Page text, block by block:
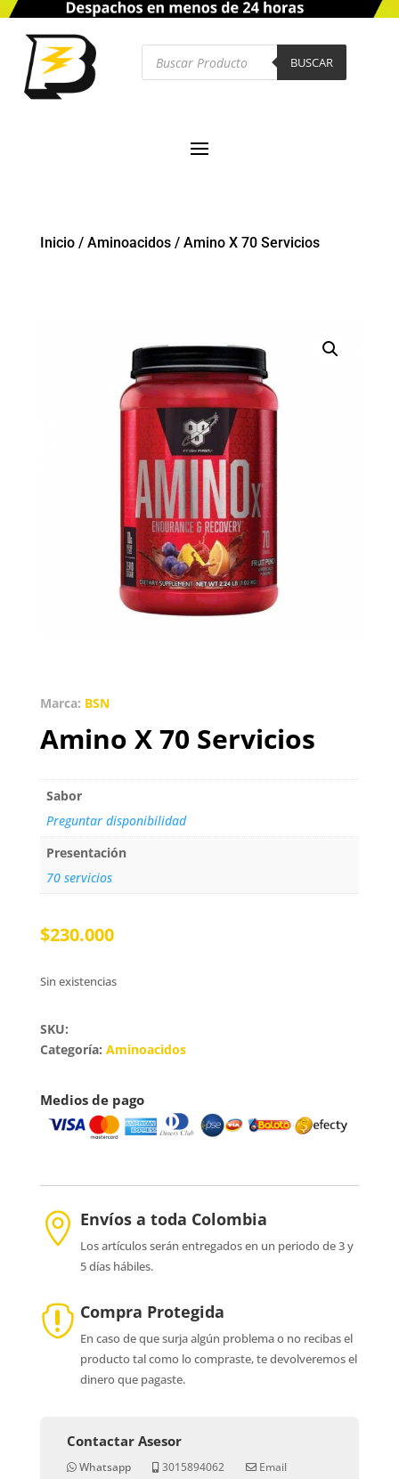
Búsqueda
productos
BUSCAR
Inicio/ Aminoacidos/ Amino X 70 Servicios
Marca: BSN
Amino X 70 Servicios
Sabor
Preguntar disponibilidad
Presentación
70 servicios
$230.000
Sin existencias
SKU:
Categoría: Aminoacidos
Medios de pago
 Envíos a toda Colombia
Los artículos serán entregados en un periodo de 3 y
5 días hábiles.
 Compra Protegida
En caso de que surja algún problema o no recibas el
producto tal como lo compraste, te devolveremos el
dinero que pagaste.
Contactar Asesor
Whatsapp 3015894062 Email